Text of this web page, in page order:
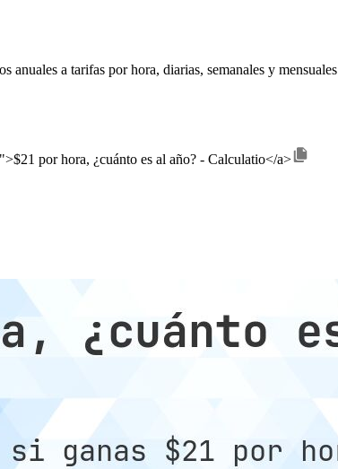
anuales a tarifas por hora, diarias, semanales y mensuales
por hora, ¿cuánto es al año? - Calculatio</a>